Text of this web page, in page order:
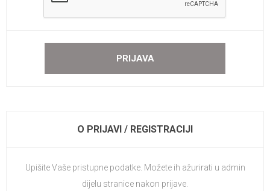
O PRIJAVI / REGISTRACIJI
Upišite Vaše pristupne podatke. Možete ih ažurirati u admin
dijelu stranice nakon prijave.